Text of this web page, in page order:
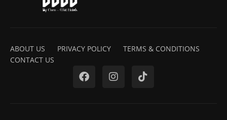
ABOUT US PRIVACY POLICY
TERMS & CONDITIONS
CONTACT US